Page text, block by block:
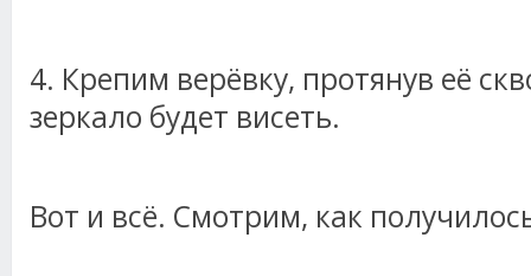
4. Крепим верёвку, протянув её
зеркало будет висеть.
Вот и всё. Смотрим, как